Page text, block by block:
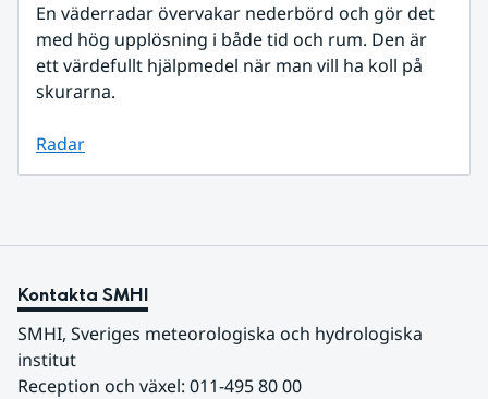
En väderradar övervakar nederbörd och gör det
med hög upplösning i både tid och rum. Den är
ett värdefullt hjälpmedel när man vill ha koll på
skurarna.
Radar
Kontakta SMHI
SMHI, Sveriges meteorologiska och hydrologiska
institut
Reception och växel: 011-495 80 00